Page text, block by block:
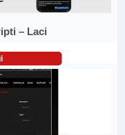
– Laci